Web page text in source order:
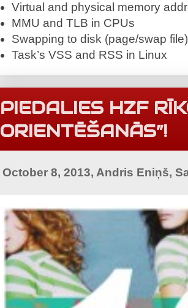
Virtual and physical memory
MMU and TLB in CPUs
Swapping to disk (page/swap file)
Task’s VSS and RSS in Linux
PIEDALIES HZF
ORIENTĒŠANĀS”!
October 8, 2013, Andris Eniņš,